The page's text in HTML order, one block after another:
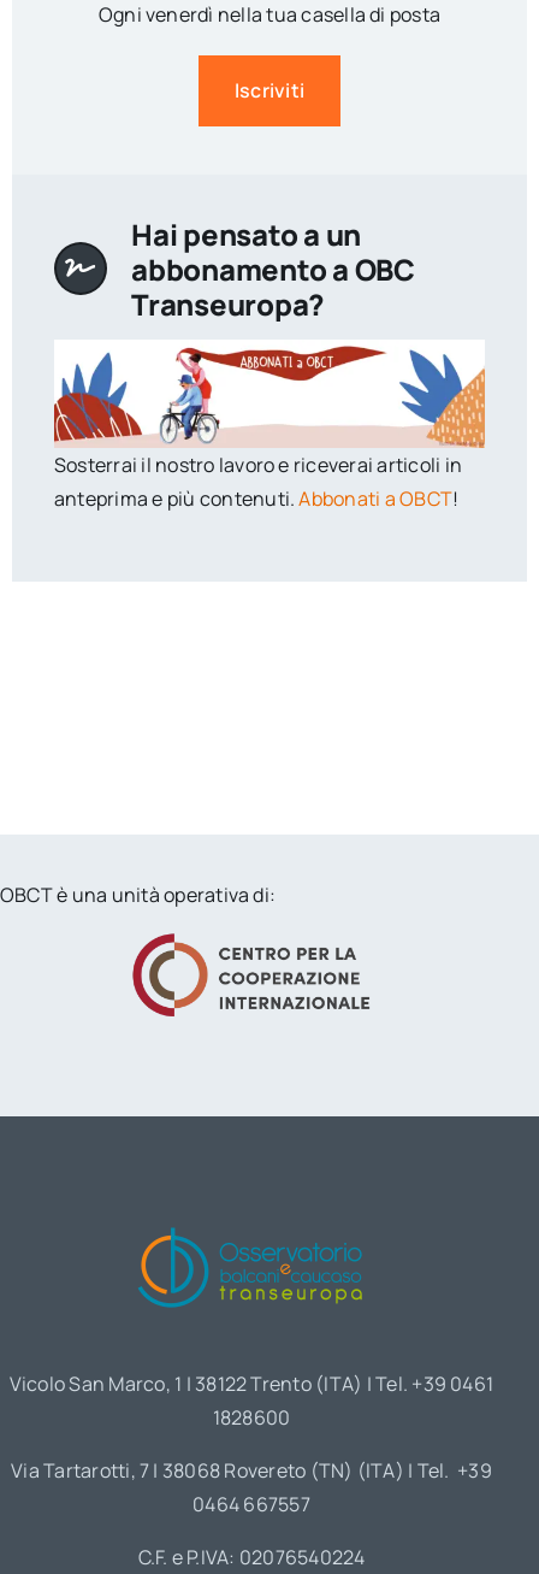
Ogni venerdì nella tua casella di posta
Iscriviti
Hai pensato a un
abbonamento a OBC
Transeuropa?
Sosterrai il nostro lavoro e riceverai articoli in
anteprima e più contenuti.Abbonati a OBCT!
OBCT è una unità operativa di:
Vicolo San Marco, 1 | 38122 Trento (ITA) | Tel. +39 0461
1828600
Via Tartarotti, 7 | 38068 Rovereto (TN) (ITA) | Tel. +39
0464 667557
C.F. e P.IVA: 02076540224